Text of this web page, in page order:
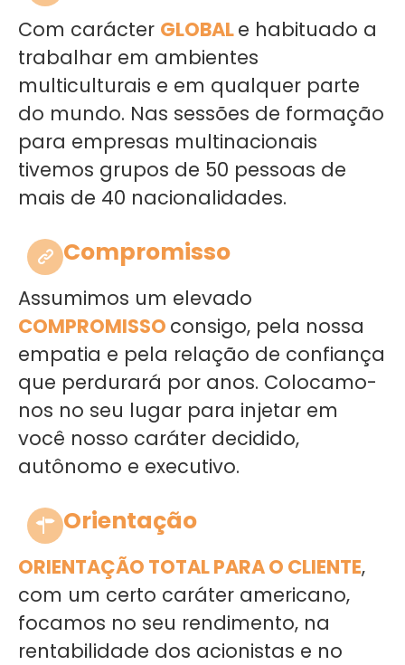
Com carácter GLOBALe habituado a
trabalhar em ambientes
multiculturais e em qualquer parte
do mundo. Nas sessões de formação
para empresas multinacionais
tivemos grupos de 50 pessoas de
mais de 40 nacionalidades.
Compromisso
Assumimos um elevado
COMPROMISSO consigo, pela nossa
empatia e pela relação de confiança
que perdurará por anos. Colocamo-
nos no seu lugar para injetar em
você nosso caráter decidido,
autônomo e executivo.
Orientação
ORIENTAÇÃO TOTAL PARA O CLIENTE,
com um certo caráter americano,
focamos no seu rendimento, na
rentabilidade dos acionistas e no